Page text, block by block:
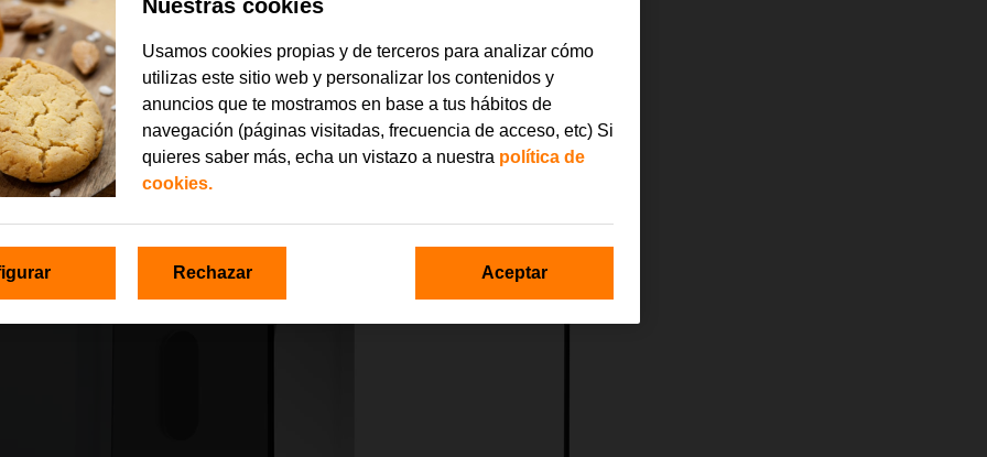
Nuestras cookies
Usamos cookies propias y de terceros para analizar cómo
utilizas este sitio web y personalizar los contenidos y
anuncios que te mostramos en base a tus hábitos de
navegación (páginas visitadas, frecuencia de acceso, etc) Si
quieres saber más, echa un vistazo a nuestra política de
cookies.
Rechazar Aceptar